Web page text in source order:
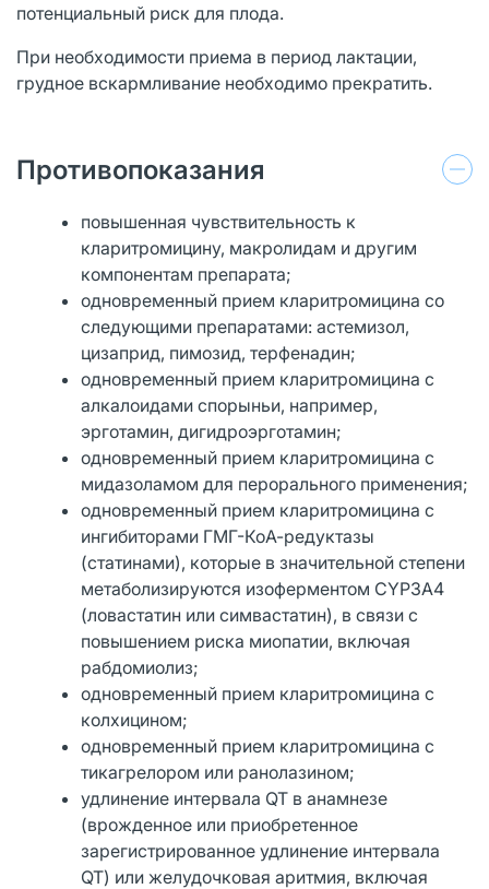
потенциальный риск для плода.
При необходимости приема в период лактации,
грудное вскармливание необходимо прекратить.
Противопоказания
повышенная чувствительность к
кларитромицину, макролидам и другим
компонентам препарата;
одновременный прием кларитромицина со
следующими препаратами: астемизол,
цизаприд, пимозид, терфенадин;
одновременный прием кларитромицина с
алкалоидами спорыньи, например,
эрготамин, дигидроэрготамин;
одновременный прием кларитромицина с
мидазоламом для перорального применения;
одновременный прием кларитромицина с
ингибиторами ГМГ-КоА-редуктазы
(статинами), которые в значительной степени
метаболизируются изоферментом CYP3A4
(ловастатин или симвастатин), в связи с
повышением риска миопатии, включая
рабдомиолиз;
одновременный прием кларитромицина с
колхицином;
одновременный прием кларитромицина с
тикагрелором или ранолазином;
удлинение интервала QT в анамнезе
(врожденное или приобретенное
зарегистрированное удлинение интервала
QT) или желудочковая аритмия, включая